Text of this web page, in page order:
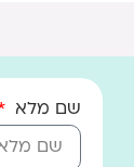
שם מלא